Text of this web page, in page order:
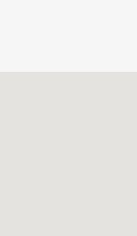
物件的課稅金和其